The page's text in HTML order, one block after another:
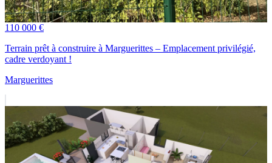
110 000 €
Terrain prêt à construire à Marguerittes – Emplacement privilégié,
cadre verdoyant !
Marguerittes